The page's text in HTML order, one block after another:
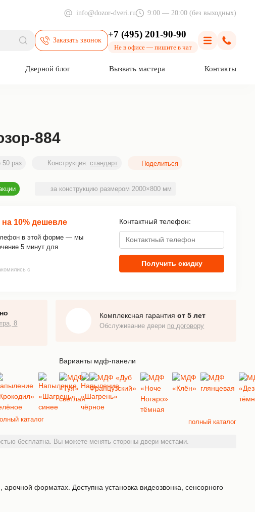
Поиск
Заказать звонок
+7 (495) 201-90-90
Не в офисе — пишите в чат Меню
info@dozor-dveri.ru 9:00 — 20:00 (без выходных)
Дверной блог Вызвать мастера Контакты
884
50 раз Конструкция:стандарт
за конструкцию размером 2000×800 мм
на 10% дешевле
в этой форме — мы
5 минут для
с
Контактный телефон:
Получить скидку
8
Комплексная гарантияот 5 лет
Обслуживание двери по договору
каталог
Варианты мдф-панели
полный каталог
бесплатна. Вы можете менять стороны двери местами.
форматах. Доступна установка видеозвонка, сенсорного